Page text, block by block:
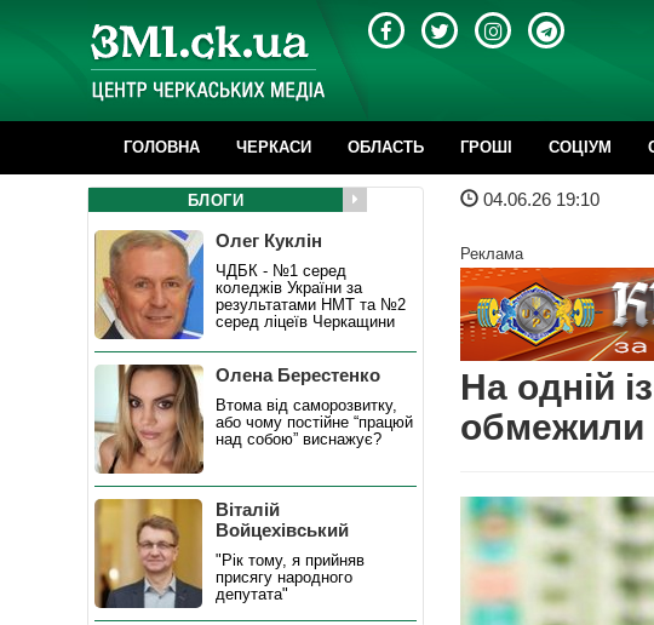
ГОЛОВНА ЧЕРКАСИ ОБЛАСТЬ ГРОШІ CОЦІУМ
04.06.26 19:10
Реклама
На одній
обмежили
БЛОГИ
Олег Куклін
ЧДБК - №1 серед
коледжів України за
результатами НМТ та №2
серед ліцеїв Черкащини
Олена Берестенко
Втома від саморозвитку,
або чому постійне “працюй
над собою” виснажує?
Віталій
Войцехівський
"Рік тому, я прийняв
присягу народного
депутата"